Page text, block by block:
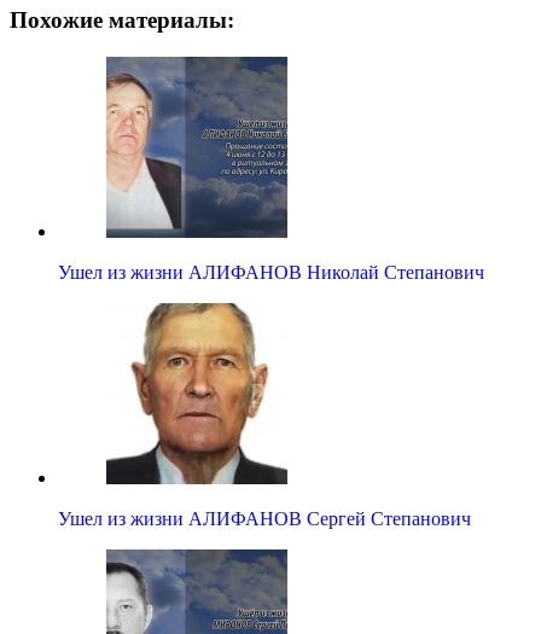
Похожие материалы:
Ушел из жизни АЛИФАНОВ Николай Степанович
Ушел из жизни АЛИФАНОВ Сергей Степанович